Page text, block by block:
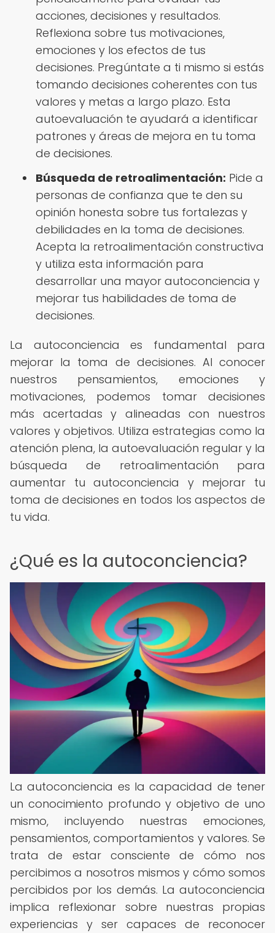
acciones, decisiones y resultados.
Reflexiona sobre tus motivaciones,
emociones y los efectos de tus
decisiones. Pregúntate a ti mismo si estás
tomando decisiones coherentes con tus
valores y metas a largo plazo. Esta
autoevaluación te ayudará a identificar
patrones y áreas de mejora en tu toma
de decisiones.
Búsqueda de retroalimentación: Pide a
personas de confianza que te den su
opinión honesta sobre tus fortalezas y
debilidades en la toma de decisiones.
Acepta la retroalimentación constructiva
y utiliza esta información para
desarrollar una mayor autoconciencia y
mejorar tus habilidades de toma de
decisiones.
La autoconciencia es fundamental para
mejorar la toma de decisiones. Al conocer
nuestros pensamientos, emociones y
motivaciones, podemos tomar decisiones
más acertadas y alineadas con nuestros
valores y objetivos. Utiliza estrategias como la
atención plena, la autoevaluación regular y la
búsqueda de retroalimentación para
aumentar tu autoconciencia y mejorar tu
toma de decisiones en todos los aspectos de
tu vida.
¿Qué es la autoconciencia?
La autoconciencia es la capacidad de tener
un conocimiento profundo y objetivo de uno
mismo, incluyendo nuestras emociones,
pensamientos, comportamientos y valores. Se
trata de estar consciente de cómo nos
percibimos a nosotros mismos y cómo somos
percibidos por los demás. La autoconciencia
implica reflexionar sobre nuestras propias
experiencias y ser capaces de reconocer